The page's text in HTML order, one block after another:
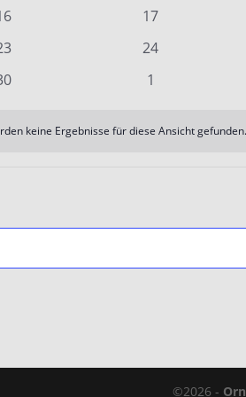
0
17
0
24
0
1
keine Ergebnisse für diese Ansicht
©2026 -